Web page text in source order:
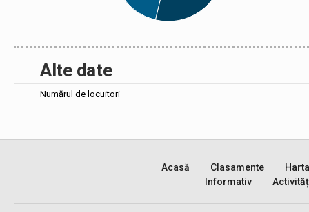
Alte date
Numărul de locuitori
Acasă Clasamente
Harta
Informativ